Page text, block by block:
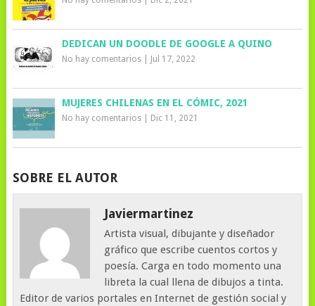
DEDICAN UN DOODLE DE GOOGLE A QUINO
No hay comentarios| Jul 17, 2022
MUJERES CHILENAS EN EL CÓMIC, 2021
No hay comentarios| Dic 11, 2021
SOBRE EL AUTOR
Javiermartinez
Artista visual, dibujante y diseñador
gráfico que escribe cuentos cortos y
poesía. Carga en todo momento una
libreta la cual llena de dibujos a tinta.
Editor de varios portales en Internet de gestión social y